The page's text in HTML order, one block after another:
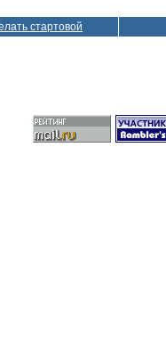
стартовой